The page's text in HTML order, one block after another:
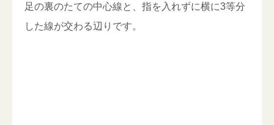
足の裏のたての中心線と、指を入れずに横に3等分
した線が交わる辺りです。